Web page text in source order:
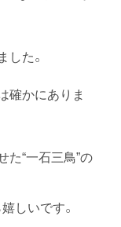
た。
確かにありま
“一石三鳥”の
しいです。